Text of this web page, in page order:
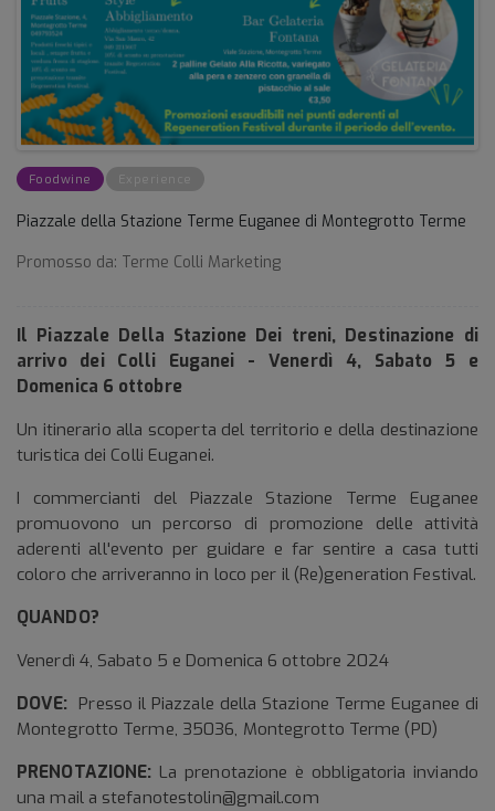
Foodwine
Piazzale della Stazione Terme Euganee di Montegrotto Terme
Promosso da: Terme Colli Marketing
Il Piazzale Della Stazione Dei treni, Destinazione di
arrivo dei Colli Euganei - Venerdì 4, Sabato 5 e
Domenica 6 ottobre
Un itinerario alla scoperta del territorio e della destinazione
turistica dei Colli Euganei.
I commercianti del Piazzale Stazione Terme Euganee
promuovono un percorso di promozione delle attività
aderenti all'evento per guidare e far sentire a casa tutti
coloro che arriveranno in loco per il (Re)generation Festival.
QUANDO?
Venerdì 4, Sabato 5 e Domenica 6 ottobre 2024
DOVE: Presso il Piazzale della Stazione Terme Euganee di
Montegrotto Terme, 35036, Montegrotto Terme (PD)
PRENOTAZIONE: La prenotazione è obbligatoria inviando
una mail a stefanotestolin@gmail.com